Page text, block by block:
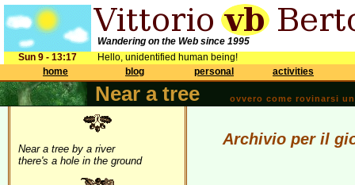
Wandering on the Web since 1995
Sun 9 - 13:17
Hello, unidentified human being!
home
blog personal activities
Near a tree ovvero come rovinarsi
Near a tree by a river
there's a hole in the ground
Archivio per il